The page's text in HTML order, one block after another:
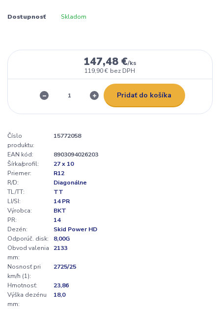
Dostupnosť Skladom
147,48 €/ks
119,90 € bez DPH
Pridať do košíka
Číslo
produktu:
15772058
EAN kód:
8903094026203
Šírka/profil:
27 x 10
Priemer:
R12
R/D:
Diagonálne
TL/TT:
TT
LI/SI:
14 PR
Výrobca:
BKT
PR:
14
Dezén:
Skid Power HD
Odporúč. disk:
8,00G
Obvod valenia
mm:
2133
Nosnosť pri
km/h (1):
2725/25
Hmotnosť:
23,86
Výška dezénu
mm:
18,0